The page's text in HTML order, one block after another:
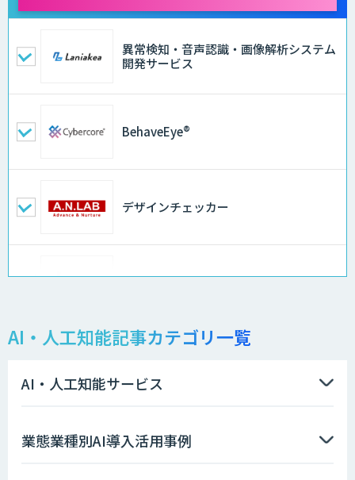
異常検知・音声認識・画像解析システム
開発サービス
BehaveEye®
デザインチェッカー
地理空間DX ソリューション
製造業特化型オーダーメイドAI開発（知
ソフトクリエイトのAI開発サービス
AI・人工知能記事カテゴリ一覧
AI・人工知能サービス
業態業種別AI導入活用事例